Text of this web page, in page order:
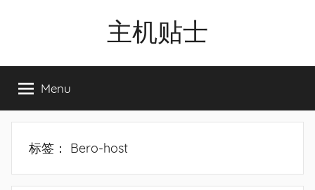
主机贴士
工|BandwagonHost
VPS|Vps|
主
荐
Menu
标签： Bero-host